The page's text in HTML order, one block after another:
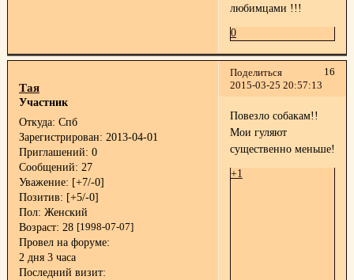
любимцами !!!
0
Поделиться
16
2015-03-25 20:57:13
Тая
Участник
Откуда: Спб
Зарегистрирован: 2013-04-01
Приглашений: 0
Сообщений: 27
Уважение: [+7/-0]
Позитив: [+5/-0]
Пол: Женский
Возраст: 28 [1998-07-07]
Провел на форуме:
2 дня 3 часа
Последний визит:
Повезло собакам!!
Мои гуляют
существенно меньше!
+1